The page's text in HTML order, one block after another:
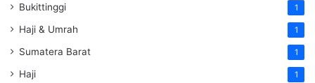
Bukittinggi 1
Haji & Umrah 1
Sumatera Barat 1
Haji 1